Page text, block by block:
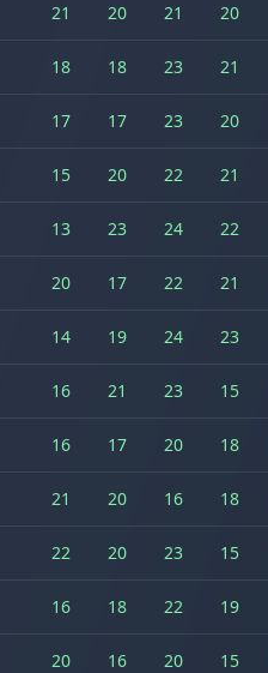
21 20 21 20
18 18 23 21
17 17 23 20
15 20 22 21
13 23 24 22
20 17 22 21
14 19 24 23
16 21 23 15
16 17 20 18
21 20 16 18
22 20 23 15
16 18 22 19
20 16 20 15